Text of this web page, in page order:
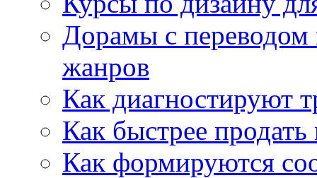
Дорамы с переводом
жанров
Как диагностируют
Как быстрее
Как формируются